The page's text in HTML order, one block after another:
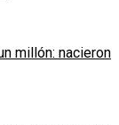
millón: nacieron